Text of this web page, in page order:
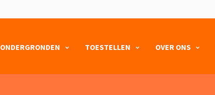
ONDERGRONDEN TOESTELLEN OVER ONS